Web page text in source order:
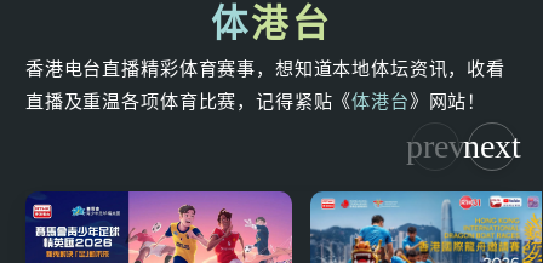
体港台
香港电台直播精彩体育赛事，想知道本地体坛资讯，收看
直播及重温各项体育比赛，记得紧贴《体港台》网站！